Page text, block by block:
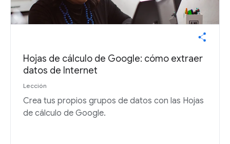
Hojas de cálculo de Google: cómo extraer
datos de Internet
Lección
Crea tus propios grupos de datos con las Hojas
de cálculo de Google.